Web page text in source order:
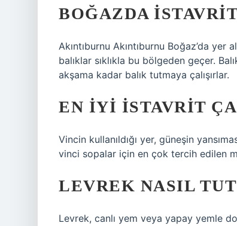
BOĞAZDA
Akıntıburnu Akıntıburnu Boğaz’da yer
balıklar sıklıkla bu bölgeden geçer.
akşama kadar balık tutmaya çalışırlar.
EN IYI ISTAVRIT
Vincin kullanıldığı yer, güneşin
vinci sopalar için en çok tercih edilen
LEVREK NASIL
Levrek, canlı yem veya yapay yemle